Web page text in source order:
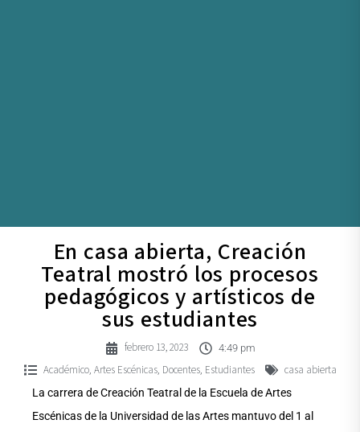
En casa abierta, Creación
Teatral mostró los procesos
pedagógicos y artísticos de
sus estudiantes
febrero 13, 2023 4:49 pm
Académico, Artes Escénicas, Docentes, Estudiantes casa abierta
La carrera de Creación Teatral de la Escuela de Artes
Escénicas de la Universidad de las Artes mantuvo del 1 al